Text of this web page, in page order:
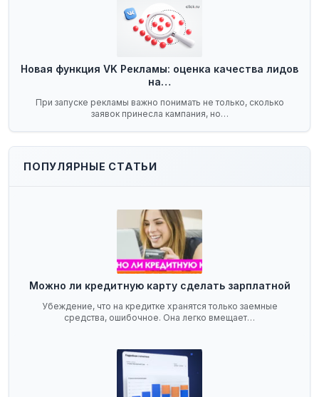
Новая функция VK Рекламы: оценка качества лидов
на…
При запуске рекламы важно понимать не только, сколько
заявок принесла кампания, но…
ПОПУЛЯРНЫЕ СТАТЬИ
Можно ли кредитную карту сделать зарплатной
Убеждение, что на кредитке хранятся только заемные
средства, ошибочное. Она легко вмещает…